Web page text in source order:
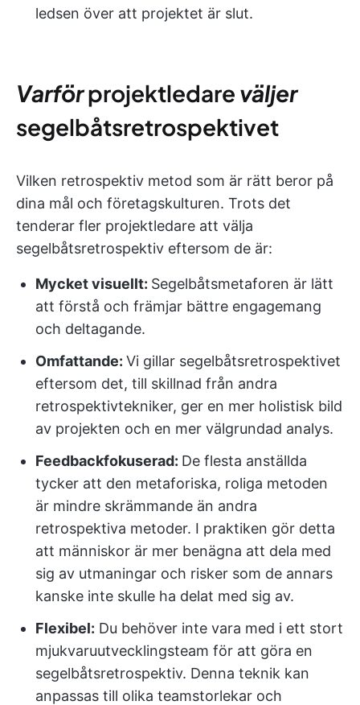
ledsen över att projektet är slut.
Varförprojektledare väljer
segelbåtsretrospektivet
Vilken retrospektiv metod som är rätt beror på
dina mål och företagskulturen. Trots det
tenderar fler projektledare att välja
segelbåtsretrospektiv eftersom de är:
Mycket visuellt: Segelbåtsmetaforen är lätt
att förstå och främjar bättre engagemang
och deltagande.
Omfattande: Vi gillar segelbåtsretrospektivet
eftersom det, till skillnad från andra
retrospektivtekniker, ger en mer holistisk bild
av projekten och en mer välgrundad analys.
Feedbackfokuserad: De flesta anställda
tycker att den metaforiska, roliga metoden
är mindre skrämmande än andra
retrospektiva metoder. I praktiken gör detta
att människor är mer benägna att dela med
sig av utmaningar och risker som de annars
kanske inte skulle ha delat med sig av.
Flexibel: Du behöver inte vara med i ett stort
mjukvaruutvecklingsteam för att göra en
segelbåtsretrospektiv. Denna teknik kan
anpassas till olika teamstorlekar och